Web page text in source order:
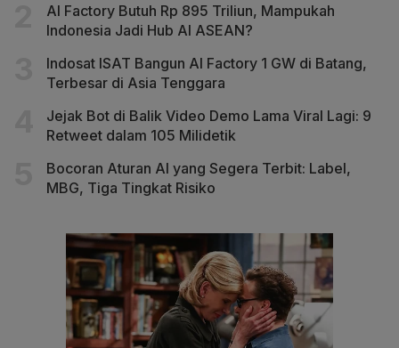
AI Factory Butuh Rp 895 Triliun, Mampukah
Indonesia Jadi Hub AI ASEAN?
Indosat ISAT Bangun AI Factory 1 GW di Batang,
Terbesar di Asia Tenggara
Jejak Bot di Balik Video Demo Lama Viral Lagi: 9
Retweet dalam 105 Milidetik
Bocoran Aturan AI yang Segera Terbit: Label,
MBG, Tiga Tingkat Risiko